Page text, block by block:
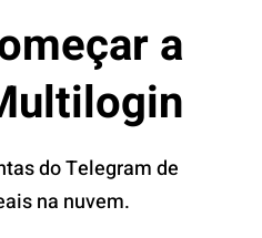
a
do Telegram de
na nuvem.